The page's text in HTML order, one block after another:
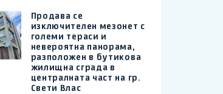
Продава се
изключителен мезонет с
големи тераси и
невероятна панорама,
разположен в бутикова
жилищна сграда в
централната част на гр.
Свети Влас